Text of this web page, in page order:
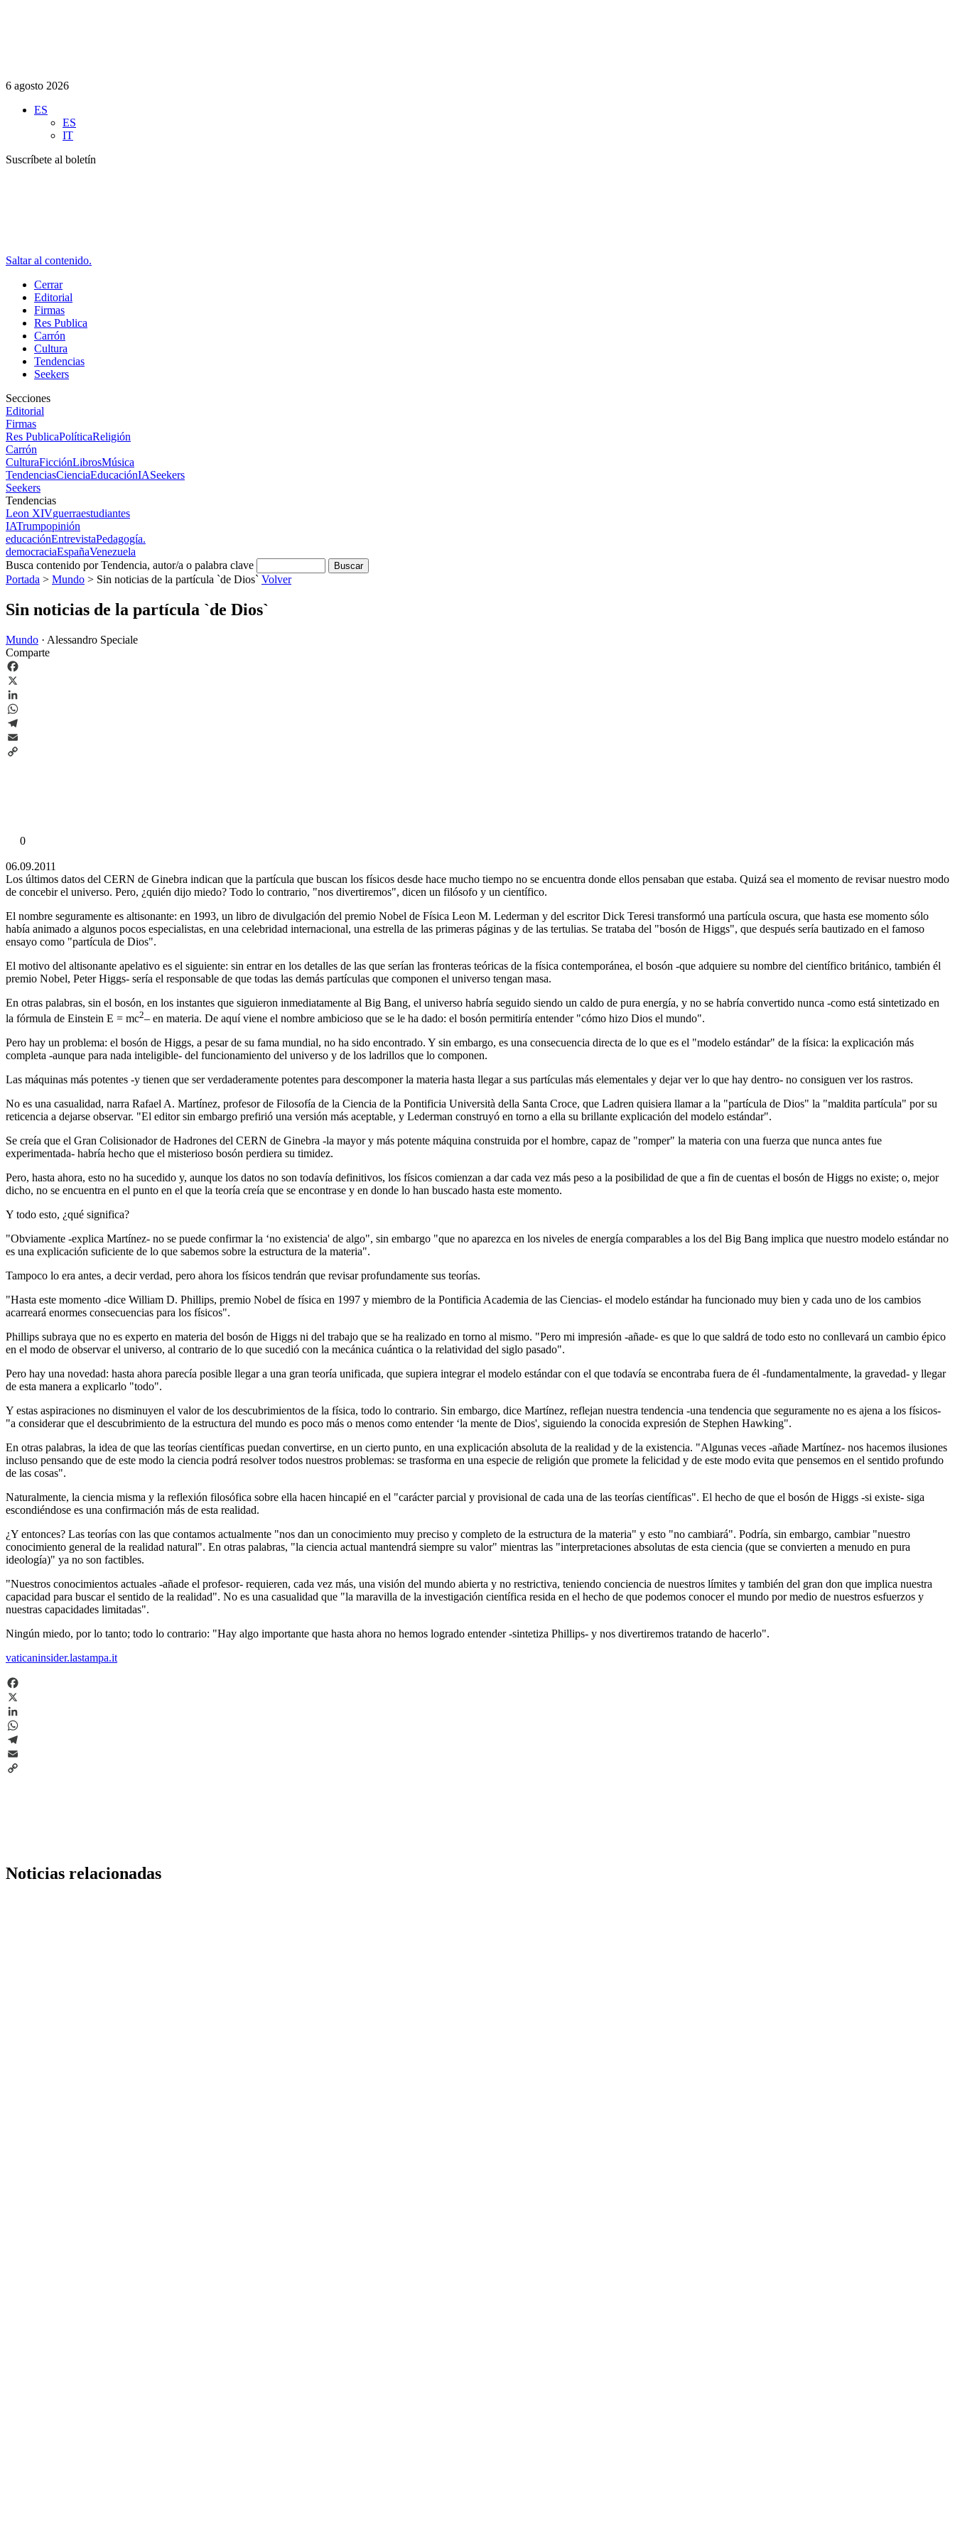
6 agosto 2026
ES
ES
IT
Suscríbete al boletín
Saltar al contenido.
Cerrar
Editorial
Firmas
Res Publica
Carrón
Cultura
Tendencias
Seekers
Secciones
Editorial
Firmas
Res PublicaPolíticaReligión
Carrón
CulturaFicciónLibrosMúsica
TendenciasCienciaEducaciónIASeekers
Seekers
Tendencias
Leon XIVguerraestudiantes
IATrumpopinión
educaciónEntrevistaPedagogía.
democraciaEspañaVenezuela
Busca contenido por Tendencia, autor/a o palabra clave
Portada > Mundo > Sin noticias de la partícula `de Dios` Volver
Sin noticias de la partícula `de Dios`
Mundo · Alessandro Speciale
Comparte
Facebook
X
LinkedIn
WhatsApp
Telegram
Email
0
06.09.2011
Los últimos datos del CERN de Ginebra indican que la partícula que buscan los físicos desde hace mucho tiempo no se encuentra donde ellos pensaban que estaba. Quizá sea el momento de revisar nuestro modo
de concebir el universo. Pero, ¿quién dijo miedo? Todo lo contrario, "nos divertiremos", dicen un filósofo y un científico.
El nombre seguramente es altisonante: en 1993, un libro de divulgación del premio Nobel de Física Leon M. Lederman y del escritor Dick Teresi transformó una partícula oscura, que hasta ese momento sólo
había animado a algunos pocos especialistas, en una celebridad internacional, una estrella de las primeras páginas y de las tertulias. Se trataba del "bosón de Higgs", que después sería bautizado en el famoso
ensayo como "partícula de Dios".
El motivo del altisonante apelativo es el siguiente: sin entrar en los detalles de las que serían las fronteras teóricas de la física contemporánea, el bosón -que adquiere su nombre del científico británico, también él
premio Nobel, Peter Higgs- sería el responsable de que todas las demás partículas que componen el universo tengan masa.
En otras palabras, sin el bosón, en los instantes que siguieron inmediatamente al Big Bang, el universo habría seguido siendo un caldo de pura energía, y no se habría convertido nunca -como está sintetizado en
la fórmula de Einstein E = mc2– en materia. De aquí viene el nombre ambicioso que se le ha dado: el bosón permitiría entender "cómo hizo Dios el mundo".
Pero hay un problema: el bosón de Higgs, a pesar de su fama mundial, no ha sido encontrado. Y sin embargo, es una consecuencia directa de lo que es el "modelo estándar" de la física: la explicación más
completa -aunque para nada inteligible- del funcionamiento del universo y de los ladrillos que lo componen.
Las máquinas más potentes -y tienen que ser verdaderamente potentes para descomponer la materia hasta llegar a sus partículas más elementales y dejar ver lo que hay dentro- no consiguen ver los rastros.
No es una casualidad, narra Rafael A. Martínez, profesor de Filosofía de la Ciencia de la Pontificia Università della Santa Croce, que Ladren quisiera llamar a la "partícula de Dios" la "maldita partícula" por su
reticencia a dejarse observar. "El editor sin embargo prefirió una versión más aceptable, y Lederman construyó en torno a ella su brillante explicación del modelo estándar".
Se creía que el Gran Colisionador de Hadrones del CERN de Ginebra -la mayor y más potente máquina construida por el hombre, capaz de "romper" la materia con una fuerza que nunca antes fue
experimentada- habría hecho que el misterioso bosón perdiera su timidez.
Pero, hasta ahora, esto no ha sucedido y, aunque los datos no son todavía definitivos, los físicos comienzan a dar cada vez más peso a la posibilidad de que a fin de cuentas el bosón de Higgs no existe; o, mejor
dicho, no se encuentra en el punto en el que la teoría creía que se encontrase y en donde lo han buscado hasta este momento.
Y todo esto, ¿qué significa?
"Obviamente -explica Martínez- no se puede confirmar la ‘no existencia' de algo", sin embargo "que no aparezca en los niveles de energía comparables a los del Big Bang implica que nuestro modelo estándar no
es una explicación suficiente de lo que sabemos sobre la estructura de la materia".
Tampoco lo era antes, a decir verdad, pero ahora los físicos tendrán que revisar profundamente sus teorías.
"Hasta este momento -dice William D. Phillips, premio Nobel de física en 1997 y miembro de la Pontificia Academia de las Ciencias- el modelo estándar ha funcionado muy bien y cada uno de los cambios
acarreará enormes consecuencias para los físicos".
Phillips subraya que no es experto en materia del bosón de Higgs ni del trabajo que se ha realizado en torno al mismo. "Pero mi impresión -añade- es que lo que saldrá de todo esto no conllevará un cambio épico
en el modo de observar el universo, al contrario de lo que sucedió con la mecánica cuántica o la relatividad del siglo pasado".
Pero hay una novedad: hasta ahora parecía posible llegar a una gran teoría unificada, que supiera integrar el modelo estándar con el que todavía se encontraba fuera de él -fundamentalmente, la gravedad- y llegar
de esta manera a explicarlo "todo".
Y estas aspiraciones no disminuyen el valor de los descubrimientos de la física, todo lo contrario. Sin embargo, dice Martínez, reflejan nuestra tendencia -una tendencia que seguramente no es ajena a los físicos-
"a considerar que el descubrimiento de la estructura del mundo es poco más o menos como entender ‘la mente de Dios', siguiendo la conocida expresión de Stephen Hawking".
En otras palabras, la idea de que las teorías científicas puedan convertirse, en un cierto punto, en una explicación absoluta de la realidad y de la existencia. "Algunas veces -añade Martínez- nos hacemos ilusiones
incluso pensando que de este modo la ciencia podrá resolver todos nuestros problemas: se trasforma en una especie de religión que promete la felicidad y de este modo evita que pensemos en el sentido profundo
de las cosas".
Naturalmente, la ciencia misma y la reflexión filosófica sobre ella hacen hincapié en el "carácter parcial y provisional de cada una de las teorías científicas". El hecho de que el bosón de Higgs -si existe- siga
escondiéndose es una confirmación más de esta realidad.
¿Y entonces? Las teorías con las que contamos actualmente "nos dan un conocimiento muy preciso y completo de la estructura de la materia" y esto "no cambiará". Podría, sin embargo, cambiar "nuestro
conocimiento general de la realidad natural". En otras palabras, "la ciencia actual mantendrá siempre su valor" mientras las "interpretaciones absolutas de esta ciencia (que se convierten a menudo en pura
ideología)" ya no son factibles.
"Nuestros conocimientos actuales -añade el profesor- requieren, cada vez más, una visión del mundo abierta y no restrictiva, teniendo conciencia de nuestros límites y también del gran don que implica nuestra
capacidad para buscar el sentido de la realidad". No es una casualidad que "la maravilla de la investigación científica resida en el hecho de que podemos conocer el mundo por medio de nuestros esfuerzos y
nuestras capacidades limitadas".
Ningún miedo, por lo tanto; todo lo contrario: "Hay algo importante que hasta ahora no hemos logrado entender -sintetiza Phillips- y nos divertiremos tratando de hacerlo".
vaticaninsider.lastampa.it
Facebook
X
LinkedIn
WhatsApp
Telegram
Email
Noticias relacionadas